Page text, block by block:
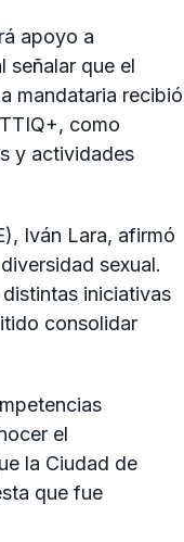
apoyo a
señalar que el
mandataria recibió
como
y actividades
Iván Lara, afirmó
sexual.
iniciativas
consolidar
el
la Ciudad de
que fue